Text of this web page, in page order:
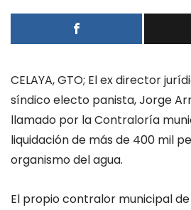
CELAYA, GTO; El ex director
síndico electo panista, Jorge
llamado por la Contraloría
liquidación de más de 400 mil
organismo del agua.
El propio contralor municipal